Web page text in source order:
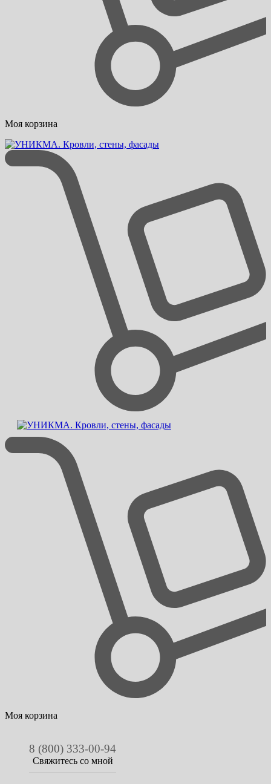
Моя корзина
Моя корзина
8 (800) 333-00-94
Свяжитесь со мной